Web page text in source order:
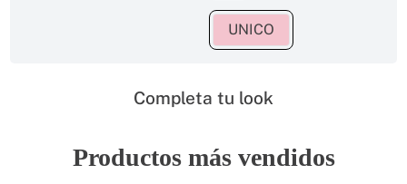
UNICO
Completa tu look
Productos más vendidos